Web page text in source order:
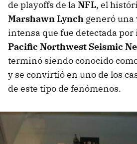
de playoffs de la NFL, el
Marshawn Lynch generó
intensa que fue detectada
Pacific Northwest Seismic
terminó siendo conocido
y se convirtió en uno de los
de este tipo de fenómenos.